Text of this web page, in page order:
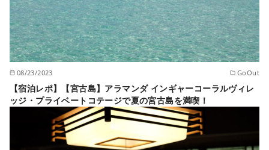
08/23/2023 GoOut
【宿泊レポ】【宮古島】アラマンダ インギャーコーラルヴィレ
ッジ・プライベートコテージで夏の宮古島を満喫！